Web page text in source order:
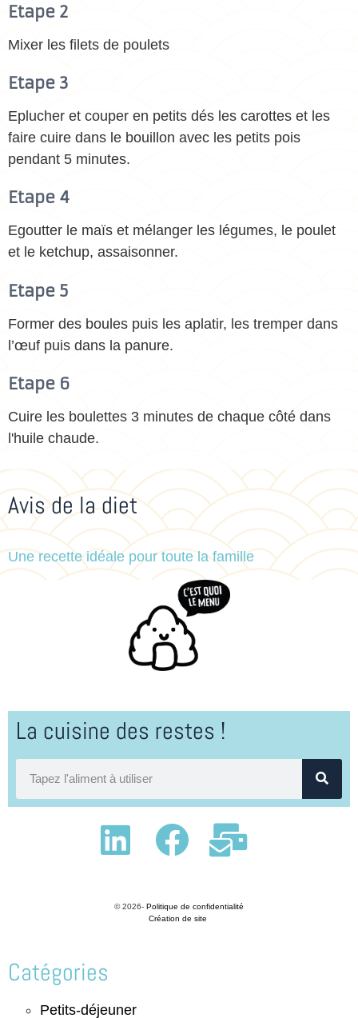
Etape 2
Mixer les filets de poulets
Etape 3
Eplucher et couper en petits dés les carottes et les
faire cuire dans le bouillon avec les petits pois
pendant 5 minutes.
Etape 4
Egoutter le maïs et mélanger les légumes, le poulet
et le ketchup, assaisonner.
Etape 5
Former des boules puis les aplatir, les tremper dans
l’œuf puis dans la panure.
Etape 6
Cuire les boulettes 3 minutes de chaque côté dans
l'huile chaude.
Avis de la diet
Une recette idéale pour toute la famille
Catégories
Petits-déjeuner
La cuisine des restes !
© 2026- Politique de confidentialité
Création de site